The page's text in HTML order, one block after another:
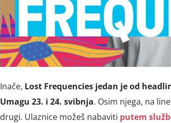
Inače, Lost Frequencies jedan je od
Umagu 23. i 24. svibnja. Osim njega, na
drugi. Ulaznice možeš nabaviti putem